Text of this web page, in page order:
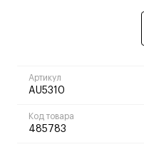
Артикул
AU5310
Код товара
485783